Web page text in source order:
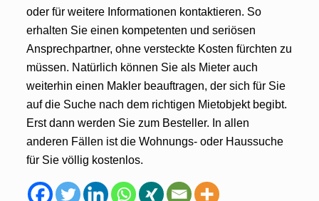
oder für weitere Informationen kontaktieren. So
erhalten Sie einen kompetenten und seriösen
Ansprechpartner, ohne versteckte Kosten fürchten zu
müssen. Natürlich können Sie als Mieter auch
weiterhin einen Makler beauftragen, der sich für Sie
auf die Suche nach dem richtigen Mietobjekt begibt.
Erst dann werden Sie zum Besteller. In allen
anderen Fällen ist die Wohnungs- oder Haussuche
für Sie völlig kostenlos.